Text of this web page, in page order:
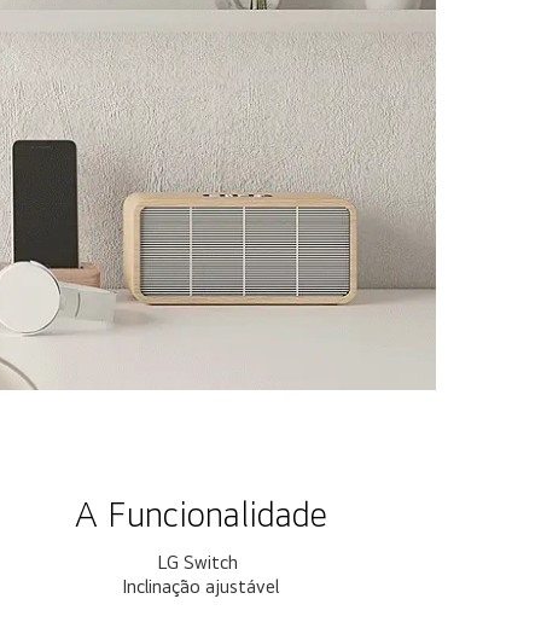
A Funcionalidade
LG Switch
Inclinação ajustável